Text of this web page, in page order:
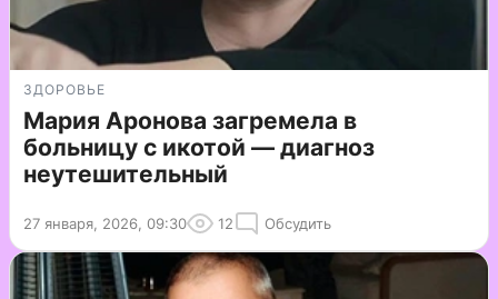
ЗДОРОВЬЕ
Мария Аронова загремела в
больницу с икотой — диагноз
неутешительный
27 января, 2026, 09:30 12 Обсудить